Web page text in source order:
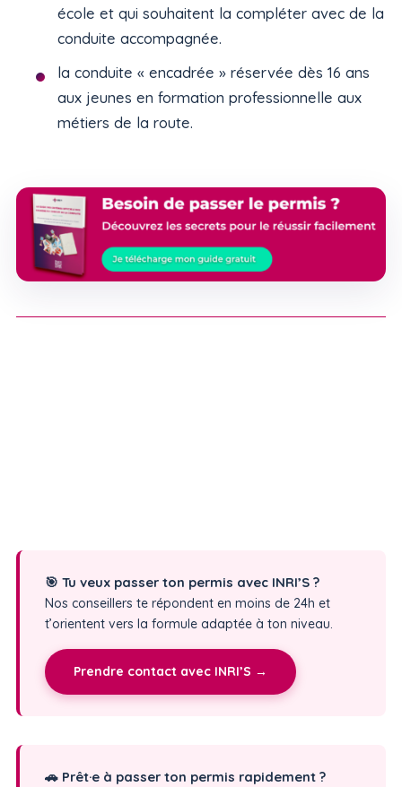
école et qui souhaitent la compléter avec de la
conduite accompagnée.
la conduite « encadrée » réservée dès 16 ans
aux jeunes en formation professionnelle aux
métiers de la route.
🎯 Tu veux passer ton permis avec INRI’S ?
Nos conseillers te répondent en moins de 24h et
t’orientent vers la formule adaptée à ton niveau.
Prendre contact avec INRI’S →
🚗 Prêt·e à passer ton permis rapidement ?